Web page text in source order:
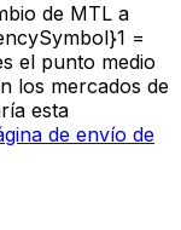
de MTL a
=
el punto medio
los mercados de
esta
de envío de